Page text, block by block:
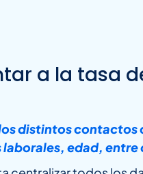
a la tasa
distintos contactos
laborales, edad, entre